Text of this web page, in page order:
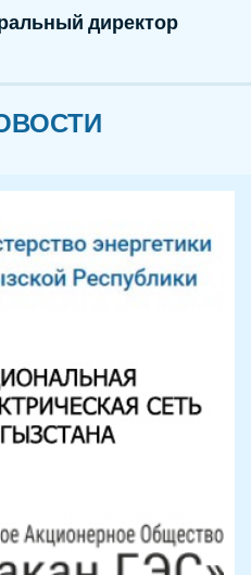
директор